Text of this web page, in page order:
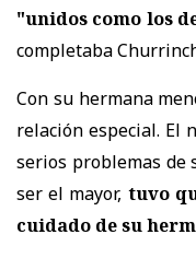
"unidos como los
completaba
Con su hermana
relación especial. El
serios problemas de
ser el mayor, tuvo
cuidado de su